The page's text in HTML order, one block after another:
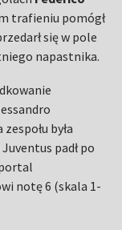
trafieniu pomógł
się w pole
napastnika.
była
padł po
notę 6 (skala 1-